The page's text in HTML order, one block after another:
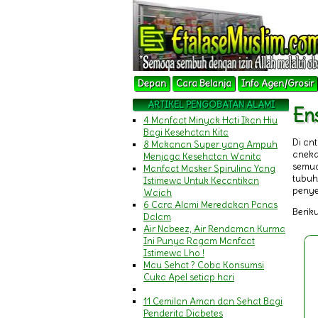
Depan Cara Belanja Info Agen/Grosir
ARTIKEL PENGOBATAN ALAMI
4 Manfaat Minyak Hati Ikan Hiu
Bagi Kesehatan Kita
8 Makanan Super yang Ampuh
Menjaga Kesehatan Wanita
Manfaat Masker Spirulina Yang
Istimewa Untuk Kecantikan
Wajah
6 Cara Alami Meredakan Panas
Dalam
Air Nabeez, Air Rendaman Kurma
Ini Punya Ragam Manfaat
Istimewa Lho !
Mau Sehat ? Coba Konsumsi
Cuka Apel setiap hari
11 Cemilan Aman dan Sehat Bagi
Penderita Diabetes
Di